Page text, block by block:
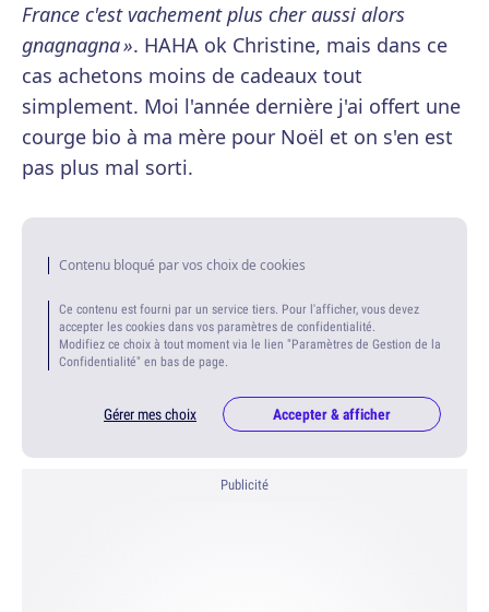
France c'est vachement plus cher aussi alors
gnagnagna ». HAHA ok Christine, mais dans ce
cas achetons moins de cadeaux tout
simplement. Moi l'année dernière j'ai offert une
courge bio à ma mère pour Noël et on s'en est
pas plus mal sorti.
Contenu bloqué par vos choix de cookies
Ce contenu est fourni par un service tiers. Pour l'afficher, vous devez
accepter les cookies dans vos paramètres de confidentialité.
Modifiez ce choix à tout moment via le lien "Paramètres de Gestion de la
Confidentialité" en bas de page.
Gérer mes choix Accepter & afficher
Publicité